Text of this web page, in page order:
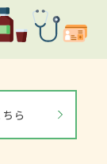
ら